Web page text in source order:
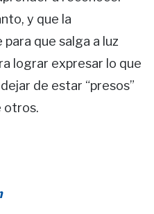
y que la
que salga a luz
lograr expresar lo que
de estar “presos”
otros.